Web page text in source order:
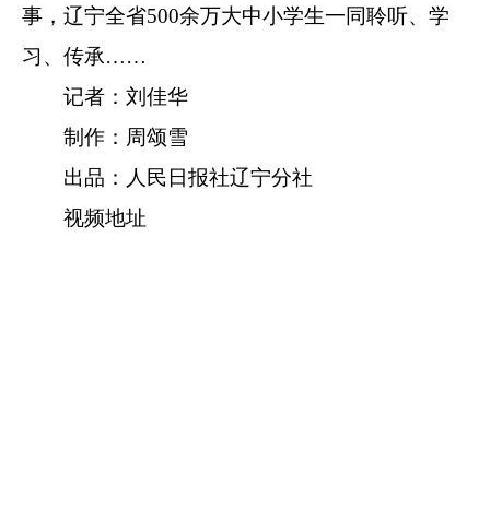
事，辽宁全省500余万大中小学生一同聆听、学
习、传承……
记者：刘佳华
制作：周颂雪
出品：人民日报社辽宁分社
视频地址